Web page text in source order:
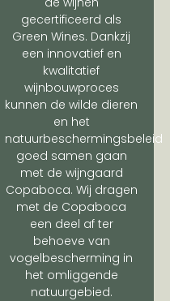
gecertificeerd als
Green Wines. Dankzij
een innovatief en
kwalitatief
wijnbouwproces
kunnen de wilde dieren
en het
natuurbeschermingsbeleid
goed samen gaan
met de wijngaard
Copaboca. Wij dragen
met de Copaboca
een deel af ter
behoeve van
vogelbescherming in
het omliggende
natuurgebied.